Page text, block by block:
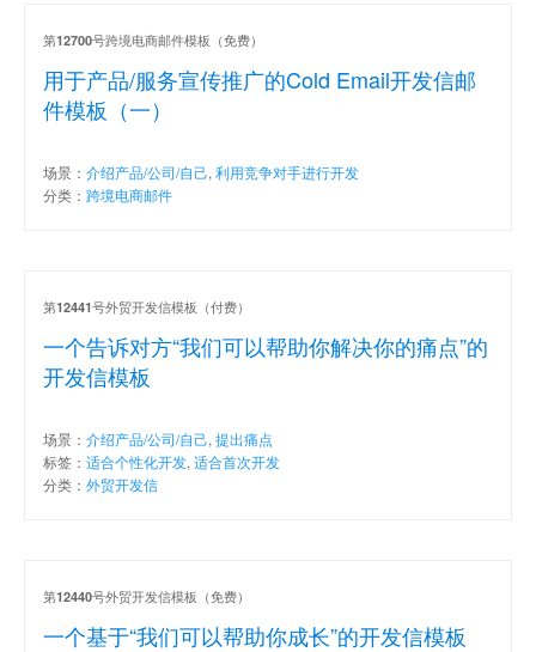
用于产品/服务宣传推广的Cold Email开发信邮
件模板（一）
第12700号跨境电商邮件模板（免费）
场景： 介绍产品/公司/自己, 利用竞争对手进行开发
分类： 跨境电商邮件
一个告诉对方“我们可以帮助你解决你的痛点”的
开发信模板
第12441号外贸开发信模板（付费）
场景： 介绍产品/公司/自己, 提出痛点
标签： 适合个性化开发, 适合首次开发
分类： 外贸开发信
一个基于“我们可以帮助你成长”的开发信模板
第12440号外贸开发信模板（免费）